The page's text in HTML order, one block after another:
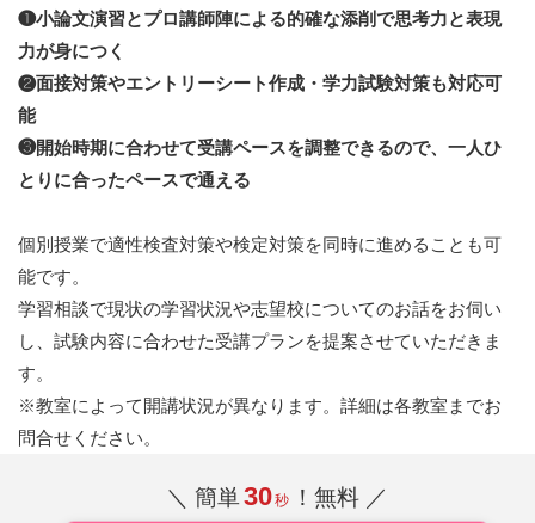
❶小論文演習とプロ講師陣による的確な添削で思考力と表現
力が身につく
❷面接対策やエントリーシート作成・学力試験対策も対応可
能
❸開始時期に合わせて受講ペースを調整できるので、一人ひ
とりに合ったペースで通える
個別授業で適性検査対策や検定対策を同時に進めることも可
能です。
学習相談で現状の学習状況や志望校についてのお話をお伺い
し、試験内容に合わせた受講プランを提案させていただきま
す。
※教室によって開講状況が異なります。詳細は各教室までお
問合せください。
＼ 簡単30秒 ！無料 ／